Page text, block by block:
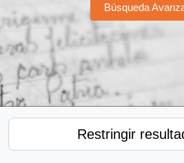
Búsqueda
Restringir